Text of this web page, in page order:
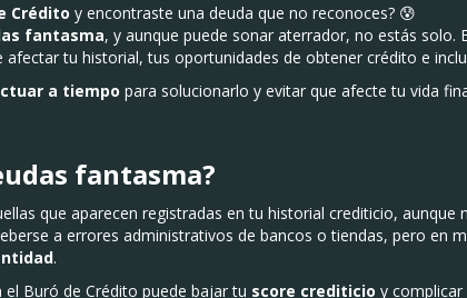
Crédito y encontraste una deuda que no reconoces? 😰
fantasma, y aunque puede sonar aterrador, no estás solo.
afectar tu historial, tus oportunidades de obtener crédito e
a tiempo para solucionarlo y evitar que afecte tu vida
fantasma?
que aparecen registradas en tu historial crediticio, aunque
a errores administrativos de bancos o tiendas, pero en
.
Buró de Crédito puede bajar tu score crediticio y